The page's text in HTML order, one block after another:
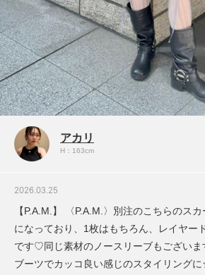
アカリ
H：163cm
2026.03.25
【P.A.M.】 〈P.A.M.〉別注のこちらのス
になっており、1枚はもちろん、レイヤー
です♡同じ素材のノースリーブもございま
ブーツでカッコ良い感じのスタイリング